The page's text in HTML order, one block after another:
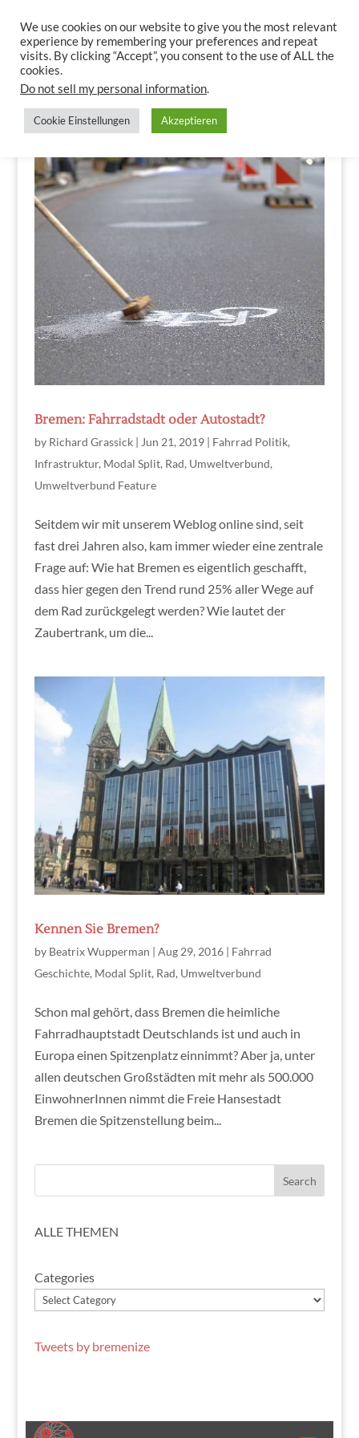
Bremen: Fahrradstadt oder Autostadt?
by Richard Grassick| Jun 21, 2019| Fahrrad Politik,
Infrastruktur, Modal Split, Rad, Umweltverbund,
Umweltverbund Feature
Seitdem wir mit unserem Weblog online sind, seit
fast drei Jahren also, kam immer wieder eine zentrale
Frage auf: Wie hat Bremen es eigentlich geschafft,
dass hier gegen den Trend rund 25% aller Wege auf
dem Rad zurückgelegt werden? Wie lautet der
Zaubertrank, um die...
Kennen Sie Bremen?
by Beatrix Wupperman | Aug 29, 2016| Fahrrad
Geschichte, Modal Split, Rad, Umweltverbund
Schon mal gehört, dass Bremen die heimliche
Fahrradhauptstadt Deutschlands ist und auch in
Europa einen Spitzenplatz einnimmt? Aber ja, unter
allen deutschen Großstädten mit mehr als 500.000
EinwohnerInnen nimmt die Freie Hansestadt
Bremen die Spitzenstellung beim...
ALLE THEMEN
Categories
Tweets by bremenize
We use cookies on our website to give you the most relevant
experience by remembering your preferences and repeat
visits. By clicking “Accept”, you consent to the use of ALL the
cookies.
Do not sell my personal information.
Cookie Einstellungen Akzeptieren